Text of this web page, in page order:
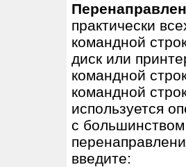
практически
командной
диск или
командной
командной
используется
с
введите: